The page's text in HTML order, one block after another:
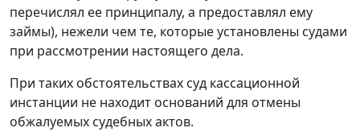
перечислял ее принципалу, а предоставлял ему
займы), нежели чем те, которые установлены судами
при рассмотрении настоящего дела.
При таких обстоятельствах суд кассационной
инстанции не находит оснований для отмены
обжалуемых судебных актов.